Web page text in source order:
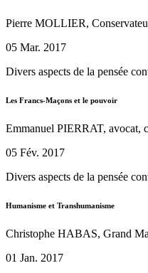
Pierre MOLLIER,
05 Mar. 2017
Divers aspects de la pensée
Les Francs-Maçons et le pouvoir
Emmanuel PIERRAT, avocat,
05 Fév. 2017
Divers aspects de la pensée
Humanisme et Transhumanisme
Christophe HABAS, Grand
01 Jan. 2017